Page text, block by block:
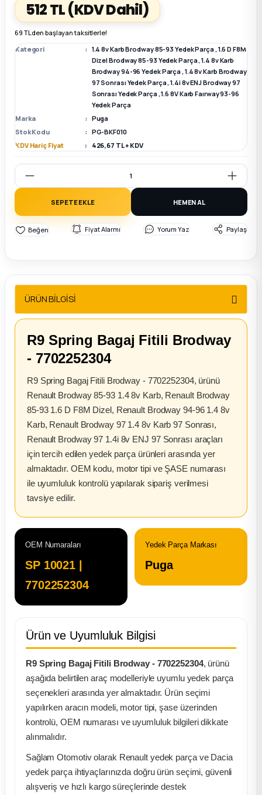
Parça
Parça
Parça
Sedan
Parça
Parça
Parça
Parça
512 TL(KDV Dahil)
69 TL den başlayan taksitlerle!
Kategori
1.4 8v Karb Brodway 85-93 Yedek Parça,1.6 D F8M
Dizel Brodway 85-93 Yedek Parça,1.4 8v Karb
Brodway 94-96 Yedek Parça,1.4 8v Karb Brodway
97 Sonrası Yedek Parça,1.4i 8v ENJ Brodway 97
Sonrası Yedek Parça,1.6 8V Karb Faırway 93-96
Yedek Parça
Marka
Puga
Stok Kodu
PG-BKF010
KDV Hariç Fiyat
426,67 TL + KDV
SEPETE EKLE HEMEN AL
Fiyat Alarmı Yorum Yaz Paylaş
ÜRÜN BİLGİSİ
R9 Spring Bagaj Fitili Brodway
- 7702252304
R9 Spring Bagaj Fitili Brodway - 7702252304, ürünü
Renault Brodway 85-93 1.4 8v Karb, Renault Brodway
85-93 1.6 D F8M Dizel, Renault Brodway 94-96 1.4 8v
Karb, Renault Brodway 97 1.4 8v Karb 97 Sonrası,
Renault Brodway 97 1.4i 8v ENJ 97 Sonrası araçları
için tercih edilen yedek parça ürünleri arasında yer
almaktadır. OEM kodu, motor tipi ve ŞASE numarası
ile uyumluluk kontrolü yapılarak sipariş verilmesi
tavsiye edilir.
OEM Numaraları
SP 10021 |
7702252304
Yedek Parça Markası
Puga
Ürün ve Uyumluluk Bilgisi
R9 Spring Bagaj Fitili Brodway - 7702252304, ürünü
aşağıda belirtilen araç modelleriyle uyumlu yedek parça
seçenekleri arasında yer almaktadır. Ürün seçimi
yapılırken aracın modeli, motor tipi, şase üzerinden
kontrolü, OEM numarası ve uyumluluk bilgileri dikkate
alınmalıdır.
Sağlam Otomotiv olarak Renault yedek parça ve Dacia
yedek parça ihtiyaçlarınızda doğru ürün seçimi, güvenli
alışveriş ve hızlı kargo süreçlerinde destek